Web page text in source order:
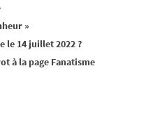
»
le 14 juillet 2022 ?
à la page Fanatisme